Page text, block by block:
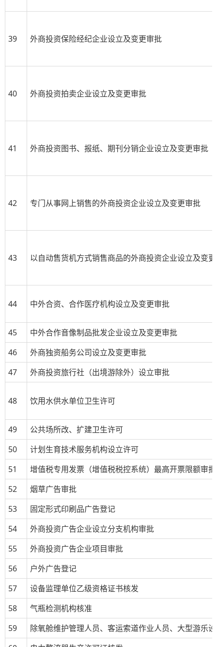
39 外商投资保险经纪企业设立及变更审批
40 外商投资拍卖企业设立及变更审批
41 外商投资图书、报纸、期刊分销企业设立及变更审批
42 专门从事网上销售的外商投资企业设立及变更审批
43 以自动售货机方式销售商品的外商投资企业设立及变
44 中外合资、合作医疗机构设立及变更审批
45
中外合作音像制品批发企业设立及变更审批
46
外商独资船务公司设立及变更审批
47
外商投资旅行社（出境游除外）设立审批
48 饮用水供水单位卫生许可
49
公共场所改、扩建卫生许可
50
计划生育技术服务机构设立许可
51
增值税专用发票（增值税税控系统）最高开票限额审批
52
烟草广告审批
53
固定形式印刷品广告登记
54
外商投资广告企业设立分支机构审批
55
外商投资广告企业项目审批
56
户外广告登记
57
设备监理单位乙级资格证书核发
58
气瓶检测机构核准
59
除氧舱维护管理人员、客运索道作业人员、大型游乐